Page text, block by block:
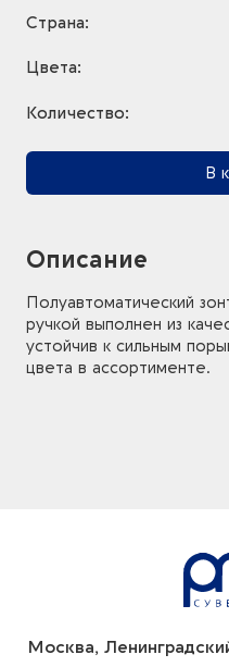
Страна:
Цвета:
Количество:
В
Описание
Полуавтоматический
ручкой выполнен из
устойчив к сильным
цвета в ассортименте.
Москва,